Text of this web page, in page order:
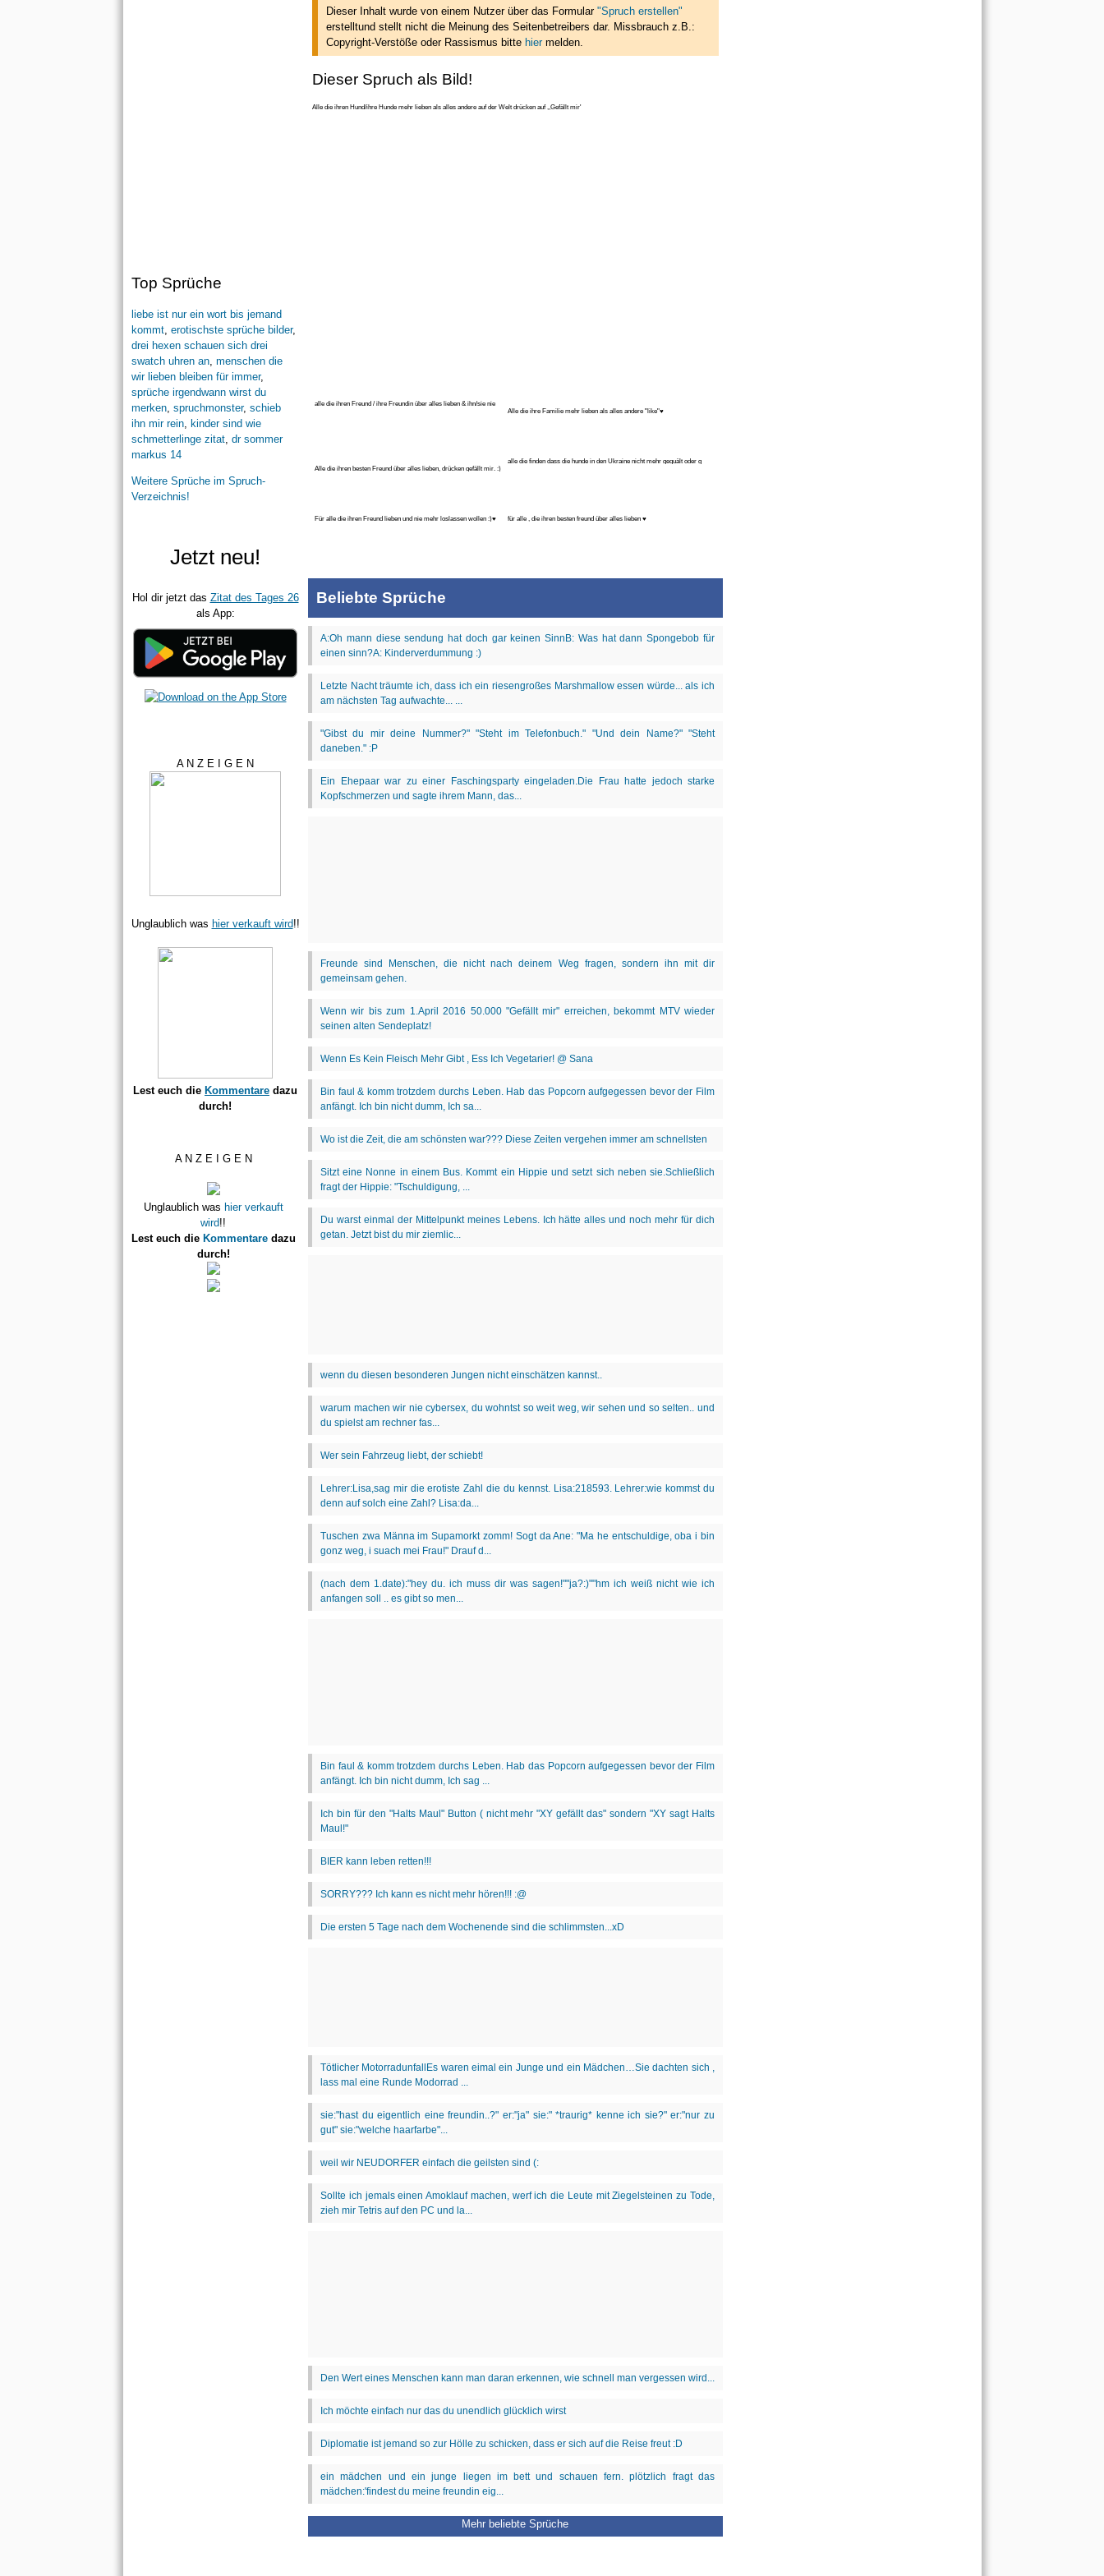
Top Sprüche
liebe ist nur ein wort bis jemand
kommt, erotischste sprüche bilder,
drei hexen schauen sich drei
swatch uhren an, menschen die
wir lieben bleiben für immer,
sprüche irgendwann wirst du
merken, spruchmonster, schieb
ihn mir rein, kinder sind wie
schmetterlinge zitat, dr sommer
markus 14
Weitere Sprüche im Spruch-
Verzeichnis!
Jetzt neu!
Hol dir jetzt das Zitat des Tages 26
als App:
A N Z E I G E N
Unglaublich was hier verkauft wird!!
Lest euch die Kommentare dazu
durch!
A N Z E I G E N
Unglaublich was hier verkauft
wird!!
Lest euch die Kommentaredazu
durch!
Dieser Inhalt wurde von einem Nutzer über das Formular "Spruch erstellen"
erstelltund stellt nicht die Meinung des Seitenbetreibers dar. Missbrauch z.B.:
Copyright-Verstöße oder Rassismus bitte hiermelden.
Dieser Spruch als Bild!
Alle die ihren Hund/ihre Hunde mehr lieben als alles andere auf der Welt drücken auf ,,Gefällt mir'
alle die ihren Freund / ihre Freundin über alles lieben & ihn/sie nie
Alle die ihre Familie mehr lieben als alles andere "like"♥
Alle die ihren besten Freund über alles lieben, drücken gefällt mir. :)
alle die finden dass die hunde in den Ukraine nicht mehr gequält oder g
Für alle die ihren Freund lieben und nie mehr loslassen wollen :)♥ für alle , die ihren besten freund über alles lieben ♥
Beliebte Sprüche
Mehr beliebte Sprüche